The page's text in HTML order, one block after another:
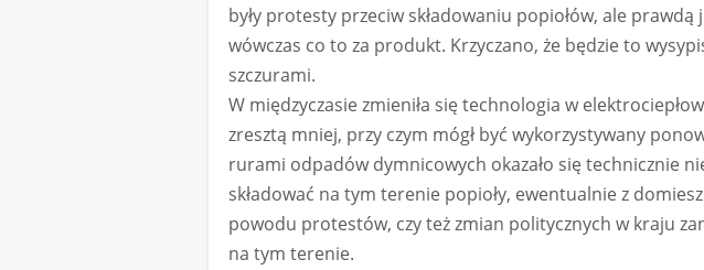
były protesty przeciw składowaniu popiołów, ale
wówczas co to za produkt. Krzyczano, że będzie to
szczurami.
W międzyczasie zmieniła się technologia w
zresztą mniej, przy czym mógł być wykorzystywany
rurami odpadów dymnicowych okazało się technicznie
składować na tym terenie popioły, ewentualnie z
powodu protestów, czy też zmian politycznych w kraju
na tym terenie.